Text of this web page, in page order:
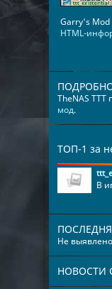
Garry's
HTML-
TheNAS TTT
мод.
ТОП-1 за
В
Не
НОВОСТИ